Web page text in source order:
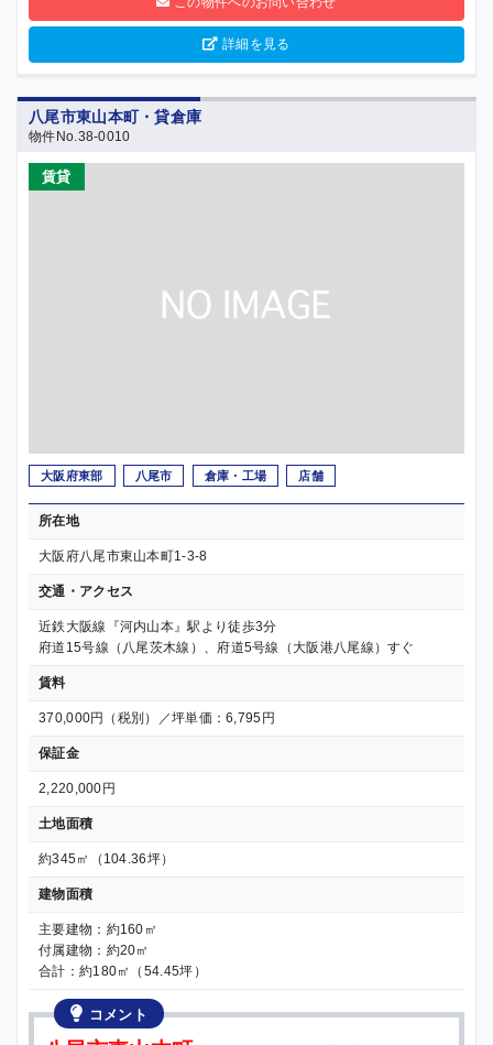
詳細を見る
八尾市東山本町・貸倉庫
物件No.38-0010
賃貸
大阪府東部 八尾市 倉庫・工場 店舗
所在地
大阪府八尾市東山本町1-3-8
交通・アクセス
近鉄大阪線『河内山本』駅より徒歩3分
府道15号線（八尾茨木線）、府道5号線（大阪港八尾線）すぐ
賃料
370,000円（税別）／坪単価：6,795円
保証金
2,220,000円
土地面積
約345㎡（104.36坪）
建物面積
主要建物：約160㎡
付属建物：約20㎡
合計：約180㎡（54.45坪）
コメント